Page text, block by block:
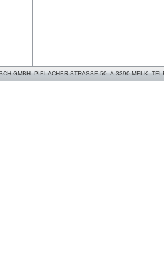
GMBH. PIELACHER STRASSE 50, A-3390 MELK.